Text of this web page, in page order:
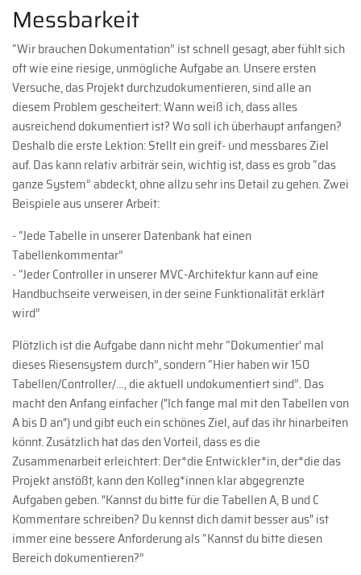
Messbarkeit
“Wir brauchen Dokumentation” ist schnell gesagt, aber fühlt sich
oft wie eine riesige, unmögliche Aufgabe an. Unsere ersten
Versuche, das Projekt durchzudokumentieren, sind alle an
diesem Problem gescheitert: Wann weiß ich, dass alles
ausreichend dokumentiert ist? Wo soll ich überhaupt anfangen?
Deshalb die erste Lektion: Stellt ein greif- und messbares Ziel
auf. Das kann relativ arbiträr sein, wichtig ist, dass es grob “das
ganze System” abdeckt, ohne allzu sehr ins Detail zu gehen. Zwei
Beispiele aus unserer Arbeit:
- “Jede Tabelle in unserer Datenbank hat einen
Tabellenkommentar”
- “Jeder Controller in unserer MVC-Architektur kann auf eine
Handbuchseite verweisen, in der seine Funktionalität erklärt
wird”
Plötzlich ist die Aufgabe dann nicht mehr “Dokumentier' mal
dieses Riesensystem durch”, sondern “Hier haben wir 150
Tabellen/Controller/…, die aktuell undokumentiert sind”. Das
macht den Anfang einfacher ("Ich fange mal mit den Tabellen von
A bis D an") und gibt euch ein schönes Ziel, auf das ihr hinarbeiten
könnt. Zusätzlich hat das den Vorteil, dass es die
Zusammenarbeit erleichtert: Der*die Entwickler*in, der*die das
Projekt anstößt, kann den Kolleg*innen klar abgegrenzte
Aufgaben geben. "Kannst du bitte für die Tabellen A, B und C
Kommentare schreiben? Du kennst dich damit besser aus" ist
immer eine bessere Anforderung als “Kannst du bitte diesen
Bereich dokumentieren?”